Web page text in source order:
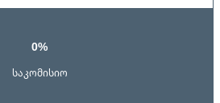
0%
საკომისიო